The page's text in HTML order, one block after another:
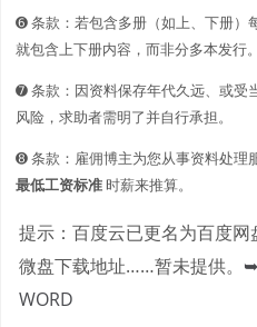
➏ 条款：若包含多册（如上、下册）
就包含上下册内容，而非分多本发行。
➐ 条款：因资料保存年代久远、或受
风险，求助者需明了并自行承担。
➑ 条款：雇佣博主为您从事资料处理
最低工资标准时薪来推算。
提示：百度云已更名为百度网
微盘下载地址……暂未提供。
WORD